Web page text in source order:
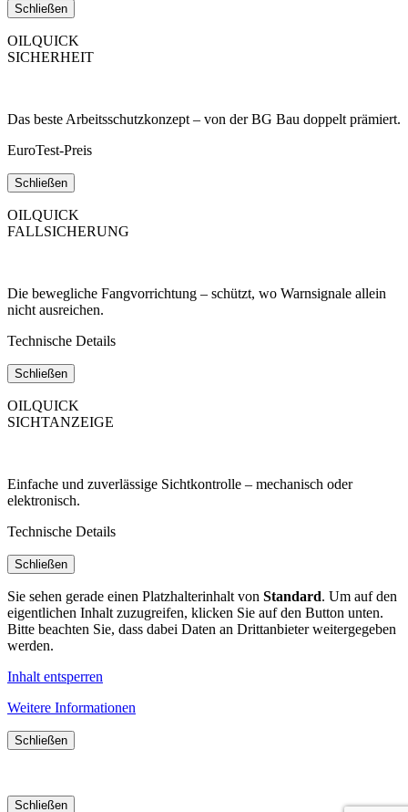
Schließen
OILQUICK
SICHERHEIT
Das beste Arbeitsschutzkonzept – von der BG Bau doppelt prämiert.
EuroTest-Preis
Schließen
OILQUICK
FALLSICHERUNG
Die bewegliche Fangvorrichtung – schützt, wo Warnsignale allein
nicht ausreichen.
Technische Details
Schließen
OILQUICK
SICHTANZEIGE
Einfache und zuverlässige Sichtkontrolle – mechanisch oder
elektronisch.
Technische Details
Schließen
Sie sehen gerade einen Platzhalterinhalt von Standard. Um auf den
eigentlichen Inhalt zuzugreifen, klicken Sie auf den Button unten.
Bitte beachten Sie, dass dabei Daten an Drittanbieter weitergegeben
werden.
Inhalt entsperren
Weitere Informationen
Schließen
Schließen